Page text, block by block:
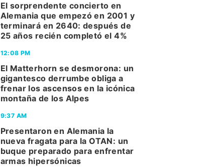
El sorprendente concierto en
Alemania que empezó en 2001 y
terminará en 2640: después de
25 años recién completó el 4%
12:08 PM
El Matterhorn se desmorona: un
gigantesco derrumbe obliga a
frenar los ascensos en la icónica
montaña de los Alpes
9:37 AM
Presentaron en Alemania la
nueva fragata para la OTAN: un
buque preparado para enfrentar
armas hipersónicas